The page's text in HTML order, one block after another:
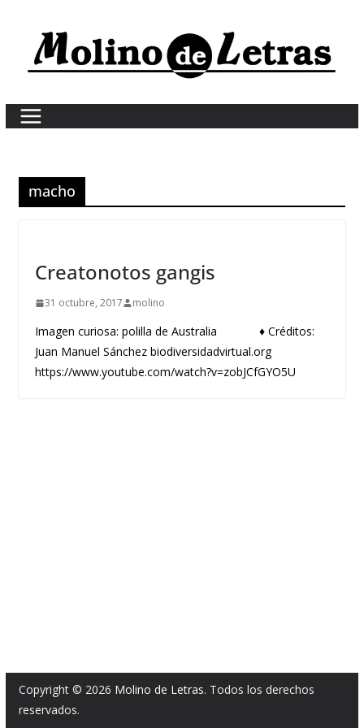
content
macho
Creatonotos gangis
31 octubre, 2017 molino
Imagen curiosa: polilla de Australia ♦ Créditos:
Juan Manuel Sánchez biodiversidadvirtual.org
https://www.youtube.com/watch?v=zobJCfGYO5U
Copyright © 2026 Molino de Letras. Todos los derechos
reservados.